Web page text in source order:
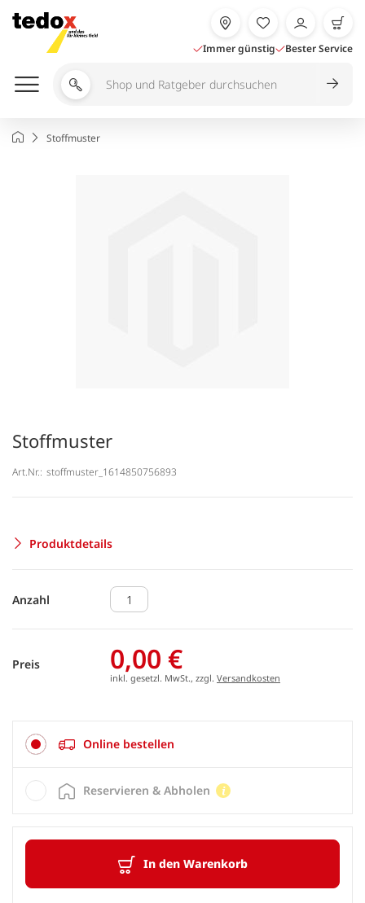
Inhalt
springen
Immer günstig Bester Service
Shop
Ratgeber
StartseiteStoffmuster
Stoffmuster
Art.Nr.: stoffmuster_1614850756893
Produktdetails
Anzahl
Preis 0,00 €
inkl. gesetzl. MwSt., zzgl. Versandkosten
Online bestellen
In den Warenkorb
Reservieren & Abholen